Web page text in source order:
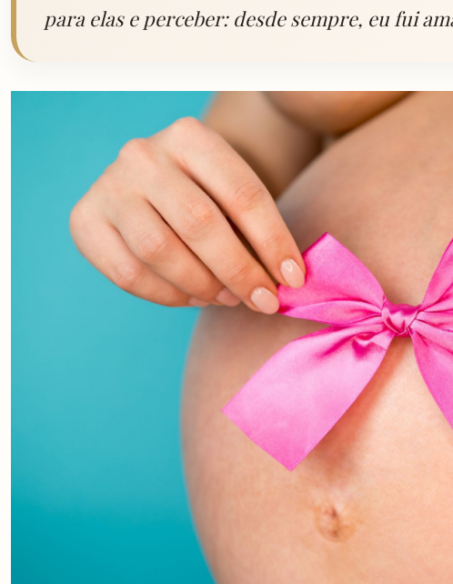
para elas e perceber: desde sempre, eu fui